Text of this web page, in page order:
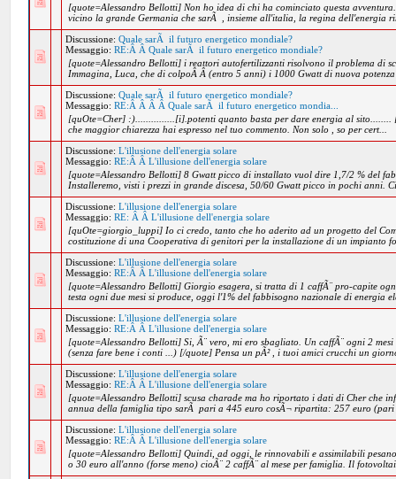
[quote=Alessandro Bellotti] Non ho idea di chi ha cominciato questa
vicino la grande Germania che sarÃ , insieme all'italia, la regina dell'energia
Discussione:Quale sarÃ il futuro energetico mondiale?
Messaggio:RE:Â Â Quale sarÃ il futuro energetico mondiale?
[quote=Alessandro Bellotti] i reattori autofertilizzanti risolvono il problema di
Immagina, Luca, che di colpoÂ Â (entro 5 anni) i 1000 Gwatt di nuova
Discussione:Quale sarÃ il futuro energetico mondiale?
Messaggio:RE:Â Â Â Â Quale sarÃ il futuro energetico mondia...
[quOte=Cher] :)...............[i].potenti quanto basta per dare energia al
che maggior chiarezza hai espresso nel tuo commento. Non solo , so per cert...
Discussione:L'illusione dell'energia solare
Messaggio:RE:Â Â L'illusione dell'energia solare
[quote=Alessandro Bellotti] 8 Gwatt picco di installato vuol dire 1,7/2 % del
Installeremo, visti i prezzi in grande discesa, 50/60 Gwatt picco in pochi anni.
Discussione:L'illusione dell'energia solare
Messaggio:RE: Â Â L'illusione dell'energia solare
[quOte=giorgio_luppi] Io ci credo, tanto che ho aderito ad un progetto del
costituzione di una Cooperativa di genitori per la installazione di un impianto
Discussione:L'illusione dell'energia solare
Messaggio:RE:Â Â L'illusione dell'energia solare
[quote=Alessandro Bellotti] Giorgio esagera, si tratta di 1 caffÃ¨ pro-capite
testa ogni due mesi si produce, oggi l'1% del fabbisogno nazionale di energia
Discussione:L'illusione dell'energia solare
Messaggio:RE:Â Â L'illusione dell'energia solare
[quote=Alessandro Bellotti] Si, Ã¨ vero, mi ero sbagliato. Un caffÃ¨ ogni 2
(senza fare bene i conti ...) [/quote] Pensa un pÃ² , i tuoi amici crucchi un
Discussione:L'illusione dell'energia solare
Messaggio:RE:Â Â L'illusione dell'energia solare
[quote=Alessandro Bellotti] scusa charade ma ho riportato i dati di Cher che
annua della famiglia tipo sarÃ pari a 445 euro cosÃ¬ ripartita: 257 euro (pari
Discussione:L'illusione dell'energia solare
Messaggio:RE:Â Â L'illusione dell'energia solare
[quote=Alessandro Bellotti] Quindi, ad oggi, le rinnovabili e assimilabili
o 30 euro all'anno (forse meno) cioÃ¨ 2 caffÃ¨ al mese per famiglia. Il